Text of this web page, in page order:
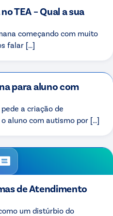
TEA – Qual a sua
começando com muito
falar […]
para aluno com
a criação de
aluno com autismo por […]
de Atendimento
um distúrbio do